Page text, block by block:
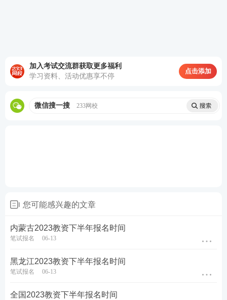
住证。
3、教资报名有年龄限制吗？
教资报名只要未到退休年龄即可。
考生夯实基础。
加入考试交流群获取更多福利
学习资料、活动优惠享不停
点击添加
微信搜一搜 233网校
您可能感兴趣的文章
内蒙古2023教资下半年报名时间
笔试报名 06-13
黑龙江2023教资下半年报名时间
笔试报名 06-13
全国2023教资下半年报名时间